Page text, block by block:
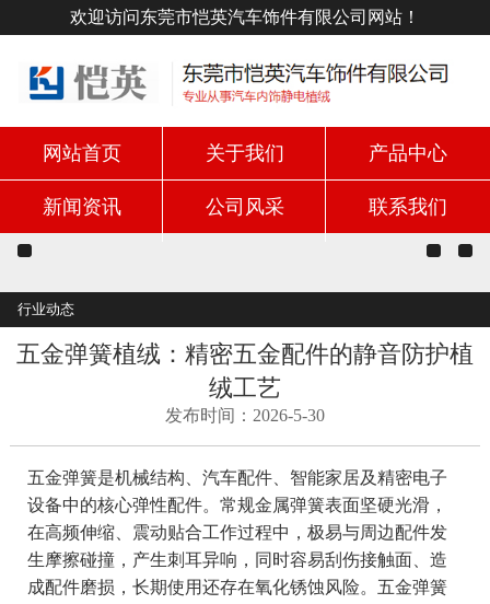
欢迎访问东莞市恺英汽车饰件有限公司网站！
网站首页 关于我们 产品中心
新闻资讯 公司风采 联系我们
行业动态
五金弹簧植绒：精密五金配件的静音防护植
绒工艺
发布时间：2026-5-30
五金弹簧是机械结构、汽车配件、智能家居及精密电子
设备中的核心弹性配件。常规金属弹簧表面坚硬光滑，
在高频伸缩、震动贴合工作过程中，极易与周边配件发
生摩擦碰撞，产生刺耳异响，同时容易刮伤接触面、造
成配件磨损，长期使用还存在氧化锈蚀风险。五金弹簧